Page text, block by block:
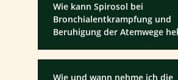
Wie kann Spirosol bei
Bronchialentkrampfung und
Beruhigung der Atemwege
Wie und wann nehme ich die